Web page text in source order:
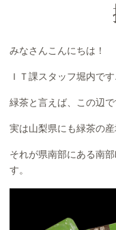
みなさんこんにちは！
ＩＴ課スタッフ堀内です
緑茶と言えば、この辺
実は山梨県にも緑茶の産
それが県南部にある南
す。